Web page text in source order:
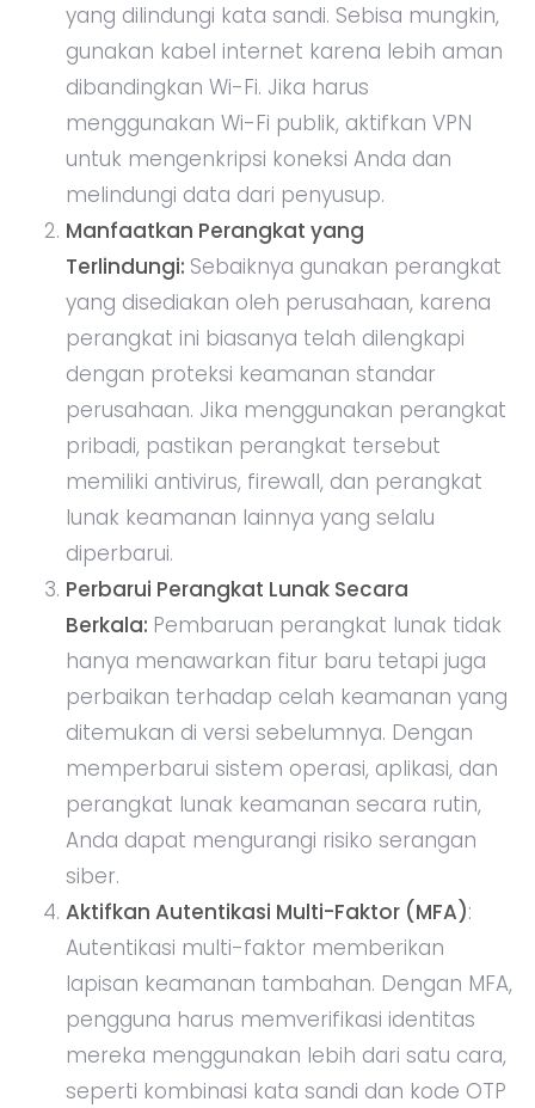
yang dilindungi kata sandi. Sebisa mungkin,
gunakan kabel internet karena lebih aman
dibandingkan Wi-Fi. Jika harus
menggunakan Wi-Fi publik, aktifkan VPN
untuk mengenkripsi koneksi Anda dan
melindungi data dari penyusup.
Manfaatkan Perangkat yang
Terlindungi: Sebaiknya gunakan perangkat
yang disediakan oleh perusahaan, karena
perangkat ini biasanya telah dilengkapi
dengan proteksi keamanan standar
perusahaan. Jika menggunakan perangkat
pribadi, pastikan perangkat tersebut
memiliki antivirus, firewall, dan perangkat
lunak keamanan lainnya yang selalu
diperbarui.
Perbarui Perangkat Lunak Secara
Berkala: Pembaruan perangkat lunak tidak
hanya menawarkan fitur baru tetapi juga
perbaikan terhadap celah keamanan yang
ditemukan di versi sebelumnya. Dengan
memperbarui sistem operasi, aplikasi, dan
perangkat lunak keamanan secara rutin,
Anda dapat mengurangi risiko serangan
siber.
Aktifkan Autentikasi Multi-Faktor (MFA):
Autentikasi multi-faktor memberikan
lapisan keamanan tambahan. Dengan MFA,
pengguna harus memverifikasi identitas
mereka menggunakan lebih dari satu cara,
seperti kombinasi kata sandi dan kode OTP